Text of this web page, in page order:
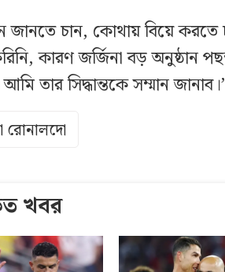
জানতে চান, কোথায় বিয়ে
কারণ জর্জিনা বড়
তার সিদ্ধান্তকে সম্মান জানাব।’
রোনালদো
খবর